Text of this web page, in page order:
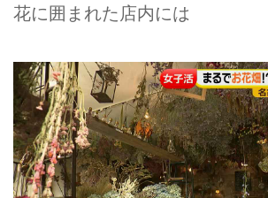
花に囲まれた店内には